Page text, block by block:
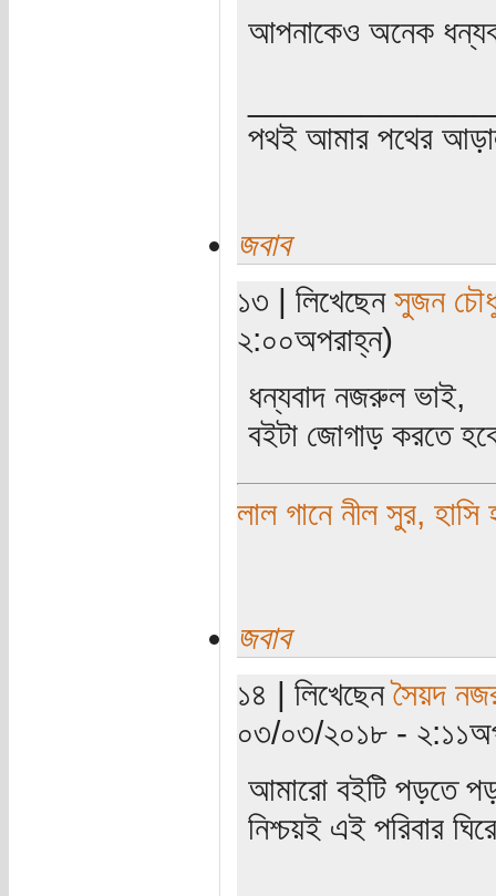
আপনাকেও অনেক
পথই আমার পথের
জবাব
১৩ | লিখেছেন সুজন
২:০০অপরাহ্ন)
ধন্যবাদ নজরুল ভাই,
বইটা জোগাড় করতে
লাল গানে নীল সুর, হাসি
জবাব
১৪ | লিখেছেনসৈয়দ
০৩/০৩/২০১৮ -
আমারো বইটি পড়তে
নিশ্চয়ই এই পরিবার